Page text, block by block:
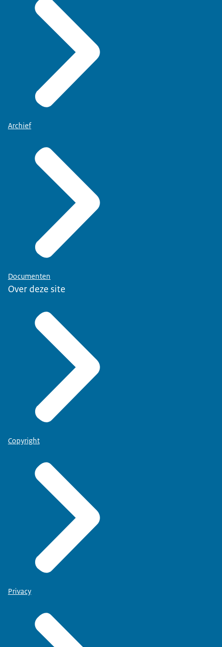
Archief
Documenten
Over deze site
Copyright
Privacy